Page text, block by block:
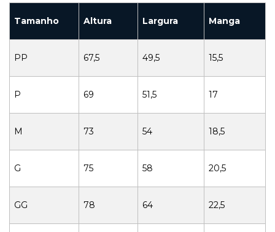
Tamanho Altura Largura Manga
PP 67,5 49,5 15,5
P 69 51,5 17
M 73 54 18,5
G 75 58 20,5
GG 78 64 22,5